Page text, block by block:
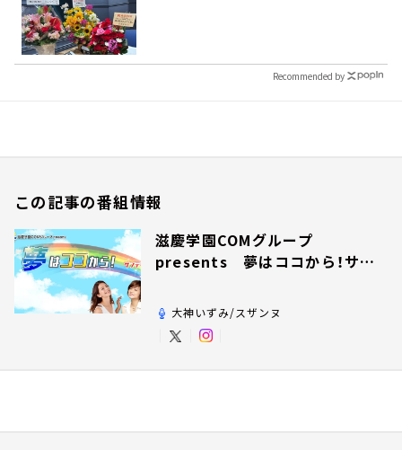
Recommended by
この記事の番組情報
滋慶学園COMグループ
presents 夢はココから！サン
大神いずみ/スザンヌ